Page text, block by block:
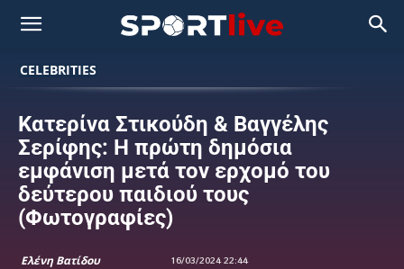
CELEBRITIES
Κατερίνα Στικούδη & Βαγγέλης
Σερίφης: Η πρώτη δημόσια
εμφάνιση μετά τον ερχομό του
δεύτερου παιδιού τους
(Φωτογραφίες)
Ελένη Βατίδου 16/03/2024 22:44